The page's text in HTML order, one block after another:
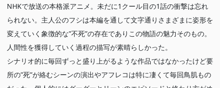
NHKで放送の本格派アニメ。未だに1クール目の1話の衝撃は忘れ
られない。主人公のフシは本編を通して文字通りさまざまに姿形を
変えていく象徴的な”不死”の存在でありこの物語の魅力そのもの。
人間性を獲得していく過程の描写が素晴らしかった。
シナリオ的に毎回ずっと盛り上がるような作品ではなかったけど要
所の”死”が絡むシーンの演出やアフレコは特に凄くて毎回鳥肌もの